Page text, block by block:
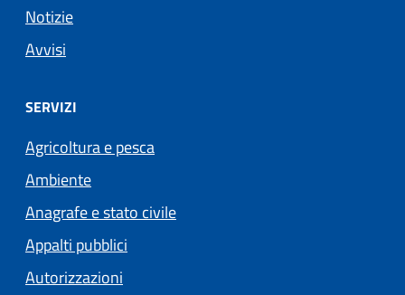
Notizie
Avvisi
SERVIZI
Agricoltura e pesca
Ambiente
Anagrafe e stato civile
Appalti pubblici
Autorizzazioni